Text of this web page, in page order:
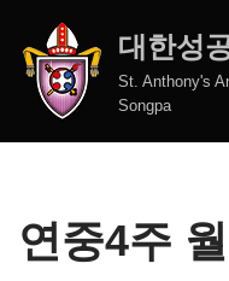
콘
뛰
기
대한성
St. Anthony's
Songpa
연중4주